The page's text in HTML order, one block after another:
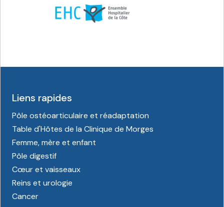
Liens rapides
Pôle ostéoarticulaire et réadaptation
Table d'Hôtes de la Clinique de Morges
Femme, mère et enfant
Pôle digestif
Cœur et vaisseaux
Reins et urologie
Cancer